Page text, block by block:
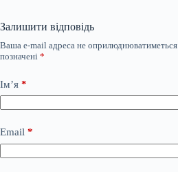
Залишити відповідь
Ваша e-mail адреса не оприлюднюватиметься.
позначені *
Ім’я *
Email *